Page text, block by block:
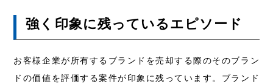
強く印象に残っているエピソード
お客様企業が所有するブランドを売却する際のそのブラン
ドの価値を評価する案件が印象に残っています。ブランド